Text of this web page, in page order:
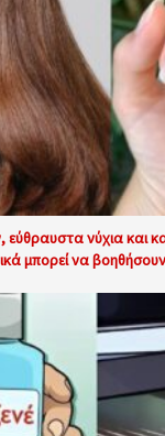
εύθραυστα νύχια και
μπορεί να